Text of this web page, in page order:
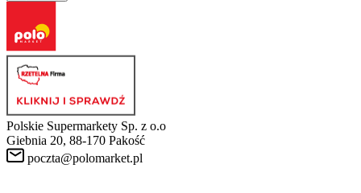
Polskie Supermarkety Sp. z o.o
Giebnia 20, 88-170 Pakość
poczta@polomarket.pl